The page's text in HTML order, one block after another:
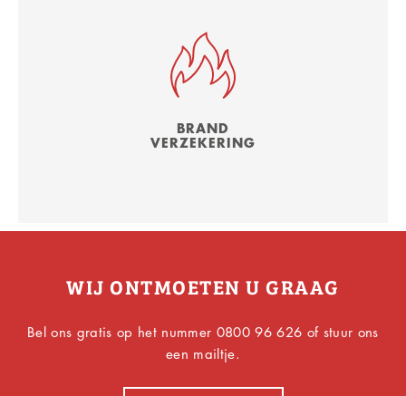
BRAND
VERZEKERING
WIJ ONTMOETEN U GRAAG
Bel ons gratis op het nummer 0800 96 626 of stuur ons
een mailtje.